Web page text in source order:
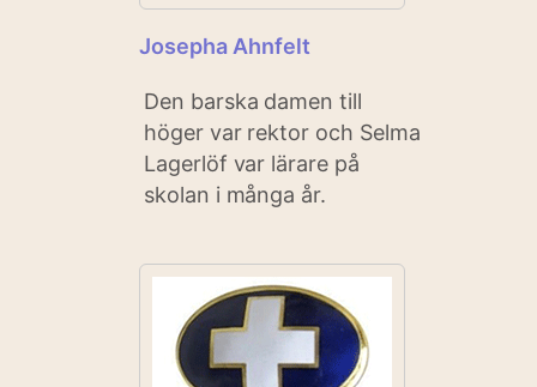
Josepha Ahnfelt
Den barska damen till
höger var rektor och Selma
Lagerlöf var lärare på
skolan i många år.